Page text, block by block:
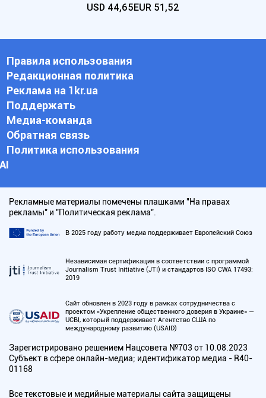
USD 44,65EUR 51,52
Правила использования
Редакционная политика
Реклама на 1kr.ua
Поддержать
Медиа-команда
Обратная связь
Политика использования
АI
Рекламные материалы помечены плашками "На правах
рекламы" и "Политическая реклама".
В 2025 году работу медиа поддерживает Европейский Союз
Независимая сертификация в соответствии с программой
Journalism Trust Initiative (JTI) и стандартов ISO CWA 17493:
2019
Сайт обновлен в 2023 году в рамках сотрудничества с
проектом «Укрепление общественного доверия в Украине» —
UCBI, который поддерживает Агентство США по
международному развитию (USAID)
Зарегистрировано решением Нацсовета №703 от 10.08.2023
Субъект в сфере онлайн-медиа; идентификатор медиа - R40-
01168
Все текстовые и медийные материалы сайта защищены